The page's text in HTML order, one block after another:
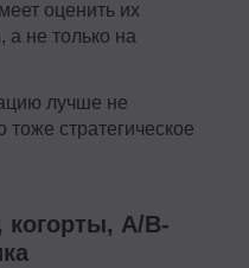
оценить их
а не только на
лучше не
стратегическое
когорты, A/B-